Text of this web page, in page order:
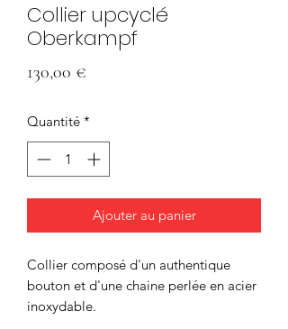
Collier upcyclé
Oberkampf
130,00 €
Quantité *
Ajouter au panier
Collier composé d'un authentique
bouton et d'une chaine perlée en acier
inoxydable.